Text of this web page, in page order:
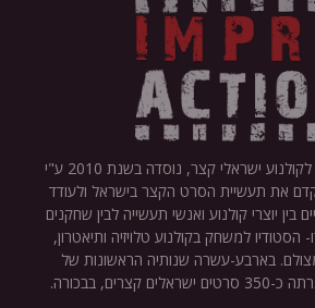
תחרות אימפרואקשן - לקולנוע ישראלי קצר, נוסדה בשנת 2010 ע"י
את תעשיית הסרט הקצר בישראל ולעודד
בין יוצרי קולנוע ואנשי תעשייה לבין שחקנים
הסטודיו למשחק בקולנוע טלויזיה ותיאטרון,
בארבע-עשרה שנותיה הראשונות של
בבכורה.